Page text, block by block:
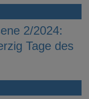
2/2024:
Tage des